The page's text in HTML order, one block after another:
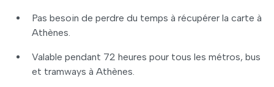
Pas besoin de perdre du temps à récupérer la carte à
Athènes.
Valable pendant 72 heures pour tous les métros, bus
et tramways à Athènes.